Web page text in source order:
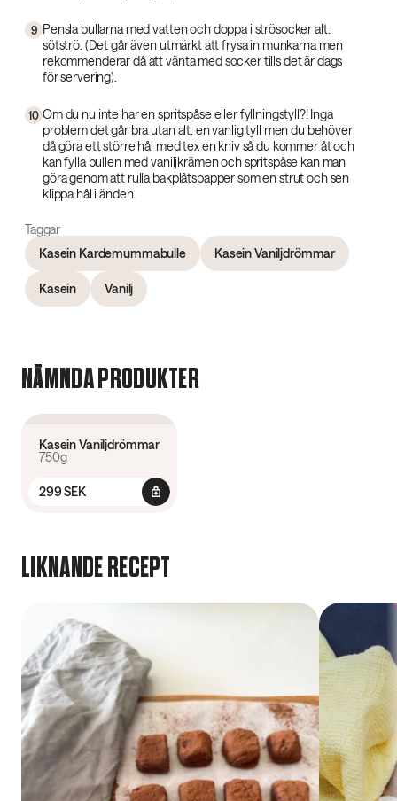
9 Pensla bullarna med vatten och doppa i strösocker alt.
sötströ. (Det går även utmärkt att frysa in munkarna men
rekommenderar då att vänta med socker tills det är dags
för servering).
10 Om du nu inte har en spritspåse eller fyllningstyll?! Inga
problem det går bra utan alt. en vanlig tyll men du behöver
då göra ett större hål med tex en kniv så du kommer åt och
kan fylla bullen med vaniljkrämen och spritspåse kan man
göra genom att rulla bakplåtspapper som en strut och sen
klippa hål i änden.
Taggar
Kasein Kardemummabulle
Kasein Vaniljdrömmar
Kasein Vanilj
NÄMNDA PRODUKTER
Kasein Vaniljdrömmar
750g
299 SEK
LIKNANDE RECEPT